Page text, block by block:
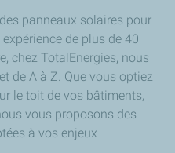
panneaux solaires pour
de plus de 40
chez TotalEnergies, nous
de A à Z. Que vous optiez
le toit de vos bâtiments,
vous proposons des
à vos enjeux